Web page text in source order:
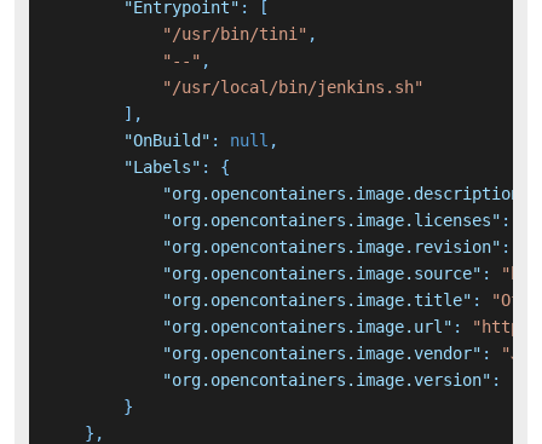
"Entrypoint" :
[
"/usr/bin/tini" ,
"--" ,
"/usr/local/bin/jenkins.sh"
] ,
"OnBuild" : null ,
"Labels" :
{
"org.opencontainers.image.description"
"org.opencontainers.image.licenses" :
"org.opencontainers.image.revision" :
"org.opencontainers.image.source" :
"org.opencontainers.image.title" :
"org.opencontainers.image.url" :
"org.opencontainers.image.vendor" :
"org.opencontainers.image.version" :
}
} ,